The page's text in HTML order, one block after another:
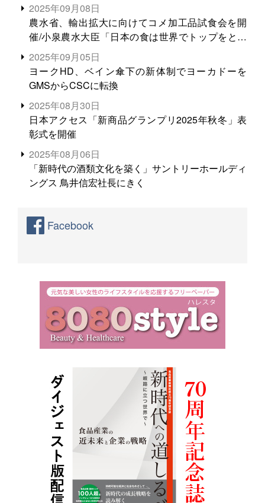
2025年09月08日
農水省、輸出拡大に向けてコメ加工品試食会を開
催/小泉農水大臣「日本の食は世界でトップをとれ
る。米増産に向けて、米輸出需要の拡大を」
2025年09月05日
ヨークHD、ベイン傘下の新体制でヨーカドーを
GMSからCSCに転換
2025年08月30日
日本アクセス「新商品グランプリ2025年秋冬」表
彰式を開催
2025年08月06日
「新時代の酒類文化を築く」サントリーホールディ
ングス 鳥井信宏社長にきく
Facebook